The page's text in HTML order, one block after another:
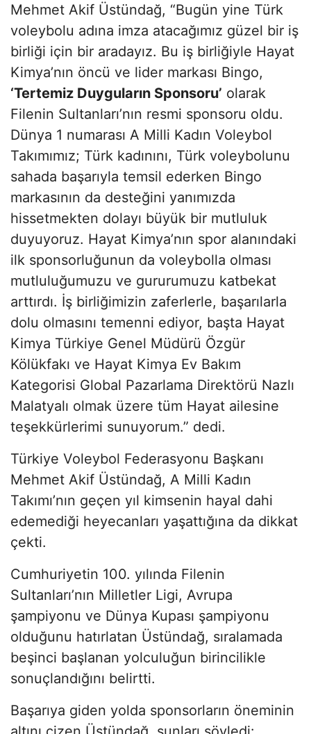
Mehmet Akif Üstündağ, “Bugün yine Türk
voleybolu adına imza atacağımız güzel bir iş
birliği için bir aradayız. Bu iş birliğiyle Hayat
Kimya’nın öncü ve lider markası Bingo,
‘Tertemiz Duyguların Sponsoru’ olarak
Filenin Sultanları’nın resmi sponsoru oldu.
Dünya 1 numarası A Milli Kadın Voleybol
Takımımız; Türk kadınını, Türk voleybolunu
sahada başarıyla temsil ederken Bingo
markasının da desteğini yanımızda
hissetmekten dolayı büyük bir mutluluk
duyuyoruz. Hayat Kimya’nın spor alanındaki
ilk sponsorluğunun da voleybolla olması
mutluluğumuzu ve gururumuzu katbekat
arttırdı. İş birliğimizin zaferlerle, başarılarla
dolu olmasını temenni ediyor, başta Hayat
Kimya Türkiye Genel Müdürü Özgür
Kölükfakı ve Hayat Kimya Ev Bakım
Kategorisi Global Pazarlama Direktörü Nazlı
Malatyalı olmak üzere tüm Hayat ailesine
teşekkürlerimi sunuyorum.” dedi.
Türkiye Voleybol Federasyonu Başkanı
Mehmet Akif Üstündağ, A Milli Kadın
Takımı’nın geçen yıl kimsenin hayal dahi
edemediği heyecanları yaşattığına da dikkat
çekti.
Cumhuriyetin 100. yılında Filenin
Sultanları’nın Milletler Ligi, Avrupa
şampiyonu ve Dünya Kupası şampiyonu
olduğunu hatırlatan Üstündağ, sıralamada
beşinci başlanan yolculuğun birincilikle
sonuçlandığını belirtti.
Başarıya giden yolda sponsorların öneminin